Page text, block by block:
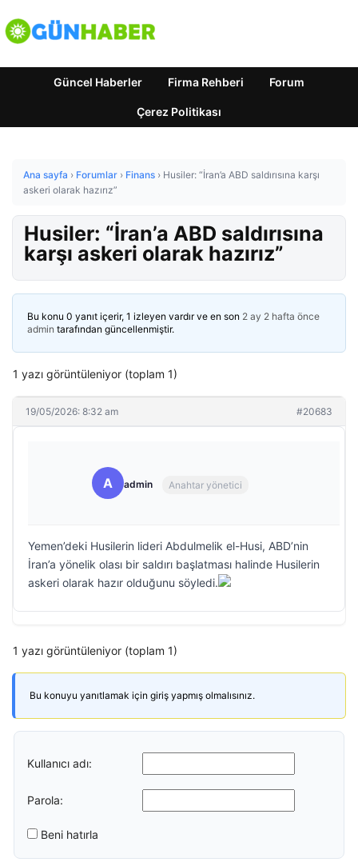
Güncel Haberler Firma Rehberi Forum
Çerez Politikası
Ana sayfa › Forumlar › Finans › Husiler: “İran’a ABD saldırısına karşı
askeri olarak hazırız”
Husiler: “İran’a ABD saldırısına
karşı askeri olarak hazırız”
Bu konu 0 yanıt içerir, 1 izleyen vardır ve en son 2 ay 2 hafta önce
admin tarafından güncellenmiştir.
1 yazı görüntüleniyor (toplam 1)
19/05/2026: 8:32 am #20683
A admin Anahtar yönetici
Yemen’deki Husilerin lideri Abdulmelik el-Husi, ABD’nin
İran’a yönelik olası bir saldırı başlatması halinde Husilerin
askeri olarak hazır olduğunu söyledi.
1 yazı görüntüleniyor (toplam 1)
Bu konuyu yanıtlamak için giriş yapmış olmalısınız.
Kullanıcı adı:
Parola:
Beni hatırla